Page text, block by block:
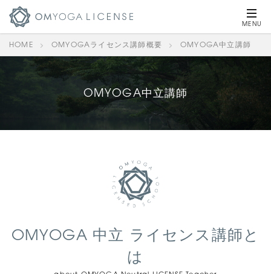
HOME OMYOGAライセンス講師概要 OMYOGA中立講師
OMYOGA中立講師
OMYOGA 中立 ライセンス講師と
は